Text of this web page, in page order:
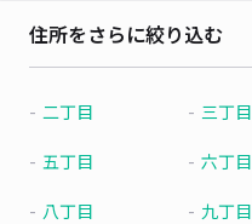
住所をさらに絞り込む
二丁目 三丁目
五丁目 六丁目
八丁目 九丁目